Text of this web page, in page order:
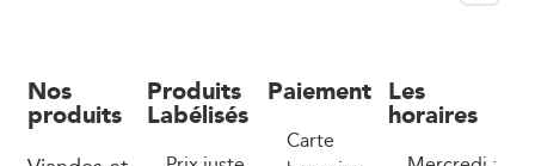
Nos
produits
Produits
Labélisés
Paiement
Carte
Les
horaires